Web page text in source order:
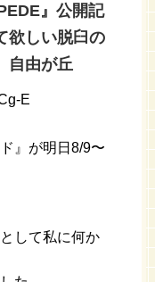
』公開記
しい脱臼の
由が丘
E
』が明日8/9〜
して私に何か